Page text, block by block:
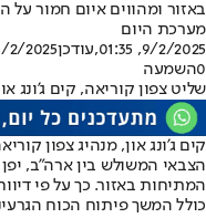
באזור ומהווים איום חמור על
מערכת היום
9/2/2025, 01:35
,עודכן2025, 01:35
0השמעה
שליט צפון קוריאה, קים ג'ונג
קים ג'ונג און, מנהיג צפון
הצבאי המשולש בין ארה"ב,
המתיחות באזור. כך על פי
כולל המשך פיתוח הכוח